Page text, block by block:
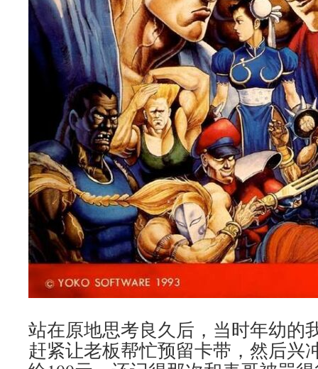
站在原地思考良久后，当时年幼的
赶紧让老板帮忙预留卡带，然后兴